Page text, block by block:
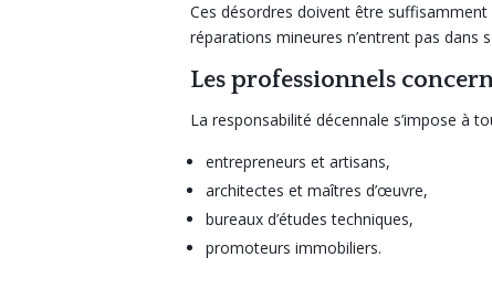
Ces désordres doivent être
réparations mineures n’entrent pas dans
Les professionnels
La responsabilité décennale s’impose à
entrepreneurs et artisans,
architectes et maîtres d’œuvre,
bureaux d’études techniques,
promoteurs immobiliers.